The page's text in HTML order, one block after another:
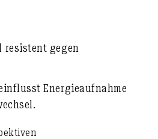
resistent gegen
Energieaufnahme